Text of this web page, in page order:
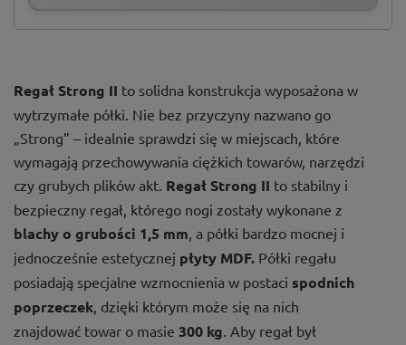
Regał Strong II to solidna konstrukcja wyposażona w
wytrzymałe półki. Nie bez przyczyny nazwano go
„Strong” – idealnie sprawdzi się w miejscach, które
wymagają przechowywania ciężkich towarów, narzędzi
czy grubych plików akt. Regał Strong II to stabilny i
bezpieczny regał, którego nogi zostały wykonane z
blachy o grubości 1,5 mm , a półki bardzo mocnej i
jednocześnie estetycznej płyty MDF. Półki regału
posiadają specjalne wzmocnienia w postaci spodnich
poprzeczek , dzięki którym może się na nich
znajdować towar o masie 300 kg . Aby regał był